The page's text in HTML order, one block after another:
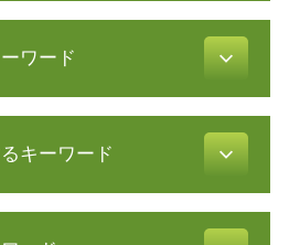
ワード
キーワード